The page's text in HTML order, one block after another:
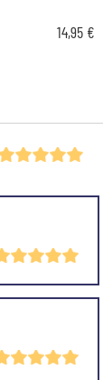
14,95 €